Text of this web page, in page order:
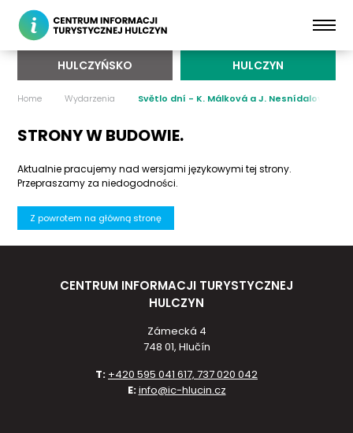
HULCZYŃSKO HULCZYN
Home Wydarzenia Světlo dní - K. Málková a J. Nesnídalová
STRONY W BUDOWIE.
Aktualnie pracujemy nad wersjami językowymi tej strony.
Przepraszamy za niedogodności.
Z powrotem na główną stronę
CENTRUM INFORMACJI TURYSTYCZNEJ
HULCZYN
Zámecká 4
748 01, Hlučín
T: +420 595 041 617, 737 020 042
E:info@ic-hlucin.cz